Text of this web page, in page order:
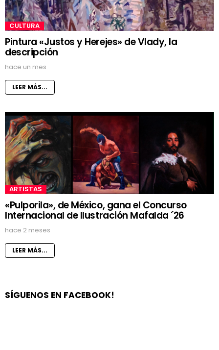
CULTURA
Pintura «Justos y Herejes» de Vlady, la
descripción
hace un mes
LEER MÁS...
ARTISTAS
«Pulporila», de México, gana el Concurso
Internacional de Ilustración Mafalda ´26
hace 2 meses
LEER MÁS...
SÍGUENOS EN FACEBOOK!